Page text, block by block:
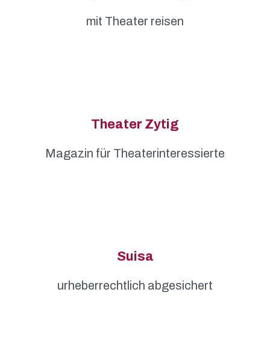
mit Theater reisen
Theater Zytig
Magazin für Theaterinteressierte
Suisa
urheberrechtlich abgesichert